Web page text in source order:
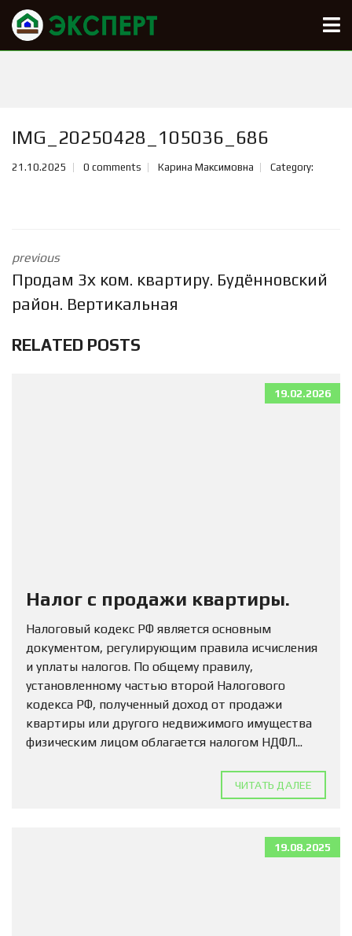
IMG_20250428_105036_686
21.10.2025 0 comments Карина Максимовна Category:
previous
Продам 3х ком. квартиру. Будённовский
район. Вертикальная
RELATED POSTS
19.02.2026
Налог с продажи квартиры.
Налоговый кодекс РФ является основным
документом, регулирующим правила исчисления
и уплаты налогов. По общему правилу,
установленному частью второй Налогового
кодекса РФ, полученный доход от продажи
квартиры или другого недвижимого имущества
физическим лицом облагается налогом НДФЛ...
ЧИТАТЬ ДАЛЕЕ
19.08.2025